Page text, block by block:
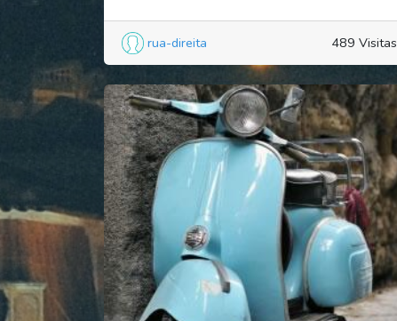
rua-direita 489 Visitas